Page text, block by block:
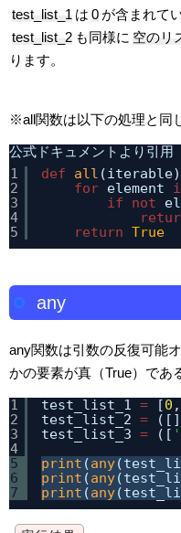
test_list_1 は 0 が含まれて
test_list_2 も同様に 空のリ
ります。
※all関数は以下の処理と同
公式ドキュメントより引用
1
2
3
4
5
def all
for element
if
not
return True
any
any関数は引数の反復可能
かの要素が真（True）であ
1
2
3
4
5
6
7
test_list_1 = [0 ,
test_list_2 =
test_list_3 = ([
print (any
print (any
print (any